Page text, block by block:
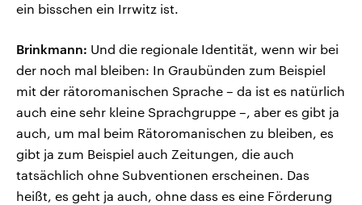
ein bisschen ein Irrwitz ist.
Brinkmann: Und die regionale Identität, wenn wir bei
der noch mal bleiben: In Graubünden zum Beispiel
mit der rätoromanischen Sprache – da ist es natürlich
auch eine sehr kleine Sprachgruppe –, aber es gibt ja
auch, um mal beim Rätoromanischen zu bleiben, es
gibt ja zum Beispiel auch Zeitungen, die auch
tatsächlich ohne Subventionen erscheinen. Das
heißt, es geht ja auch, ohne dass es eine Förderung